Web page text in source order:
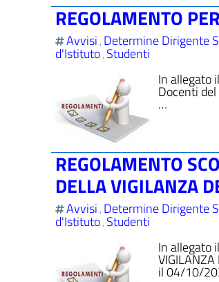
REGOLAMENTO
Avvisi, Determine Dirigente
d'Istituto, Studenti
In allegato
Docenti
…
REGOLAMENTO
DELLA VIGILANZA
Avvisi, Determine Dirigente
d'Istituto, Studenti
In allegato
il 04/10/